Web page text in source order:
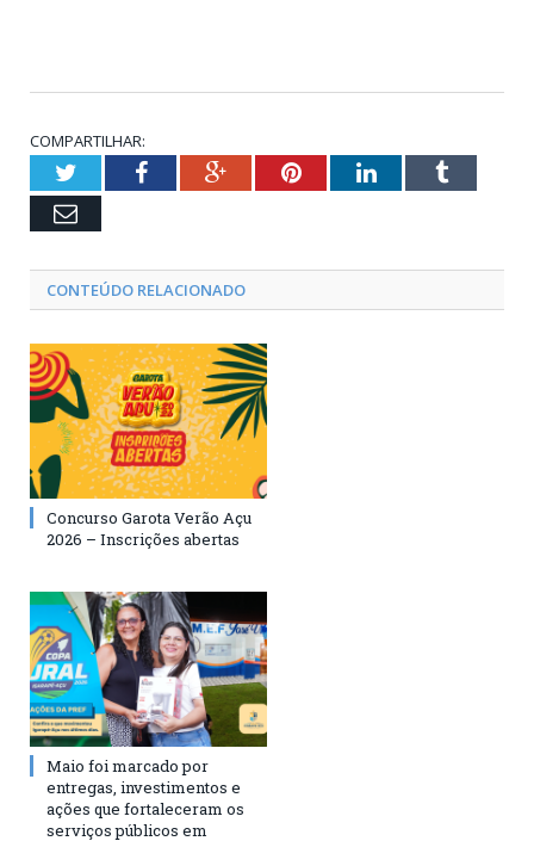
COMPARTILHAR:
TwitterFacebookGoogle+PinterestLinkedInTumblr
Email
CONTEÚDO RELACIONADO
Concurso Garota Verão Açu
2026 – Inscrições abertas
Maio foi marcado por
entregas, investimentos e
ações que fortaleceram os
serviços públicos em